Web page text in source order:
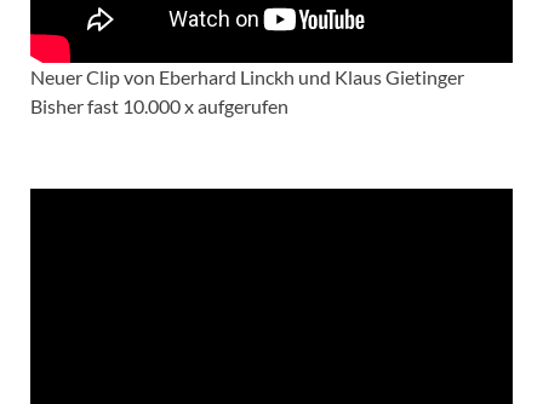
Neuer Clip von Eberhard Linckh und Klaus Gietinger
Bisher fast 10.000 x aufgerufen